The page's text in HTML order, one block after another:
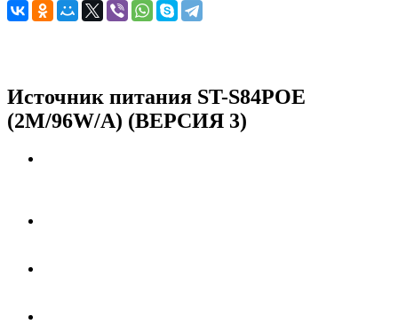
Источник питания ST-S84POE
(2M/96W/A) (ВЕРСИЯ 3)